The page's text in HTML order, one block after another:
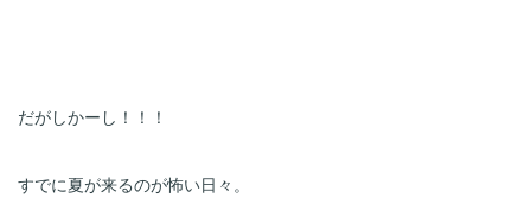
だがしかーし！！！
すでに夏が来るのが怖い日々。